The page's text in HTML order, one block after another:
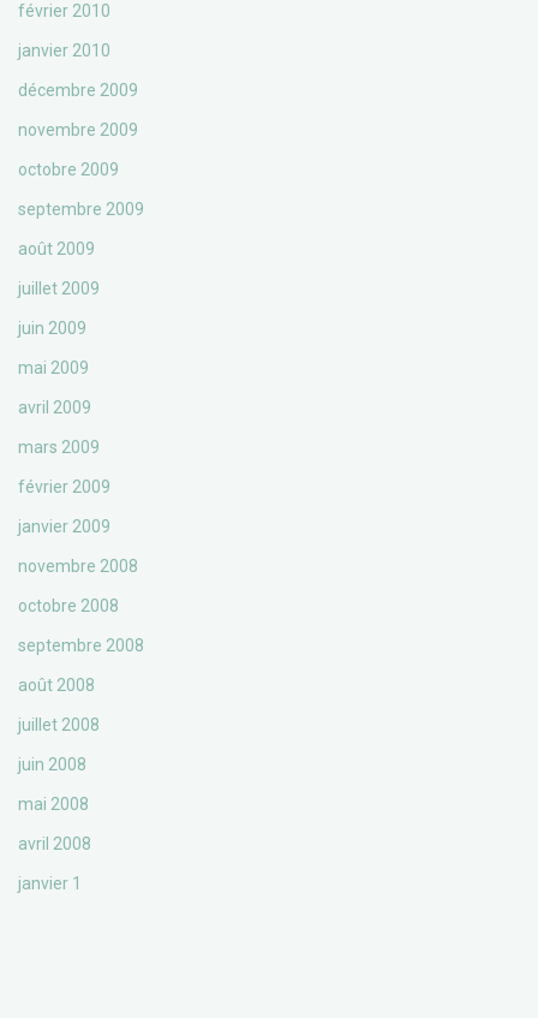
février 2010
janvier 2010
décembre 2009
novembre 2009
octobre 2009
septembre 2009
août 2009
juillet 2009
juin 2009
mai 2009
avril 2009
mars 2009
février 2009
janvier 2009
novembre 2008
octobre 2008
septembre 2008
août 2008
juillet 2008
juin 2008
mai 2008
avril 2008
janvier 1